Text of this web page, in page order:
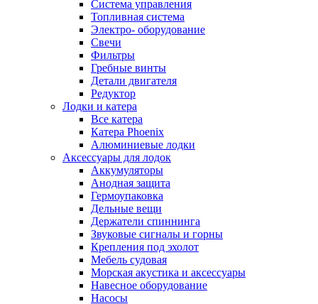
Система управления
Топливная система
Электро- оборудование
Свечи
Фильтры
Гребные винты
Детали двигателя
Редуктор
Лодки и катера
Все катера
Катера Phoenix
Алюминиевые лодки
Аксессуары для лодок
Аккумуляторы
Анодная защита
Гермоупаковка
Дельные вещи
Держатели спиннинга
Звуковые сигналы и горны
Крепления под эхолот
Мебель судовая
Морская акустика и аксессуары
Навесное оборудование
Насосы